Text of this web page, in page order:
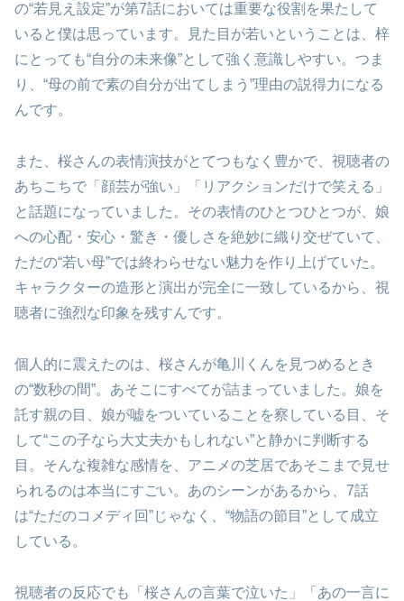
の“若見え設定”が第7話においては重要な役割を果たして
いると僕は思っています。見た目が若いということは、梓
にとっても“自分の未来像”として強く意識しやすい。つま
り、“母の前で素の自分が出てしまう”理由の説得力になる
んです。
また、桜さんの表情演技がとてつもなく豊かで、視聴者の
あちこちで「顔芸が強い」「リアクションだけで笑える」
と話題になっていました。その表情のひとつひとつが、娘
への心配・安心・驚き・優しさを絶妙に織り交ぜていて、
ただの“若い母”では終わらせない魅力を作り上げていた。
キャラクターの造形と演出が完全に一致しているから、視
聴者に強烈な印象を残すんです。
個人的に震えたのは、桜さんが亀川くんを見つめるとき
の“数秒の間”。あそこにすべてが詰まっていました。娘を
託す親の目、娘が嘘をついていることを察している目、そ
して“この子なら大丈夫かもしれない”と静かに判断する
目。そんな複雑な感情を、アニメの芝居であそこまで見せ
られるのは本当にすごい。あのシーンがあるから、7話
は“ただのコメディ回”じゃなく、“物語の節目”として成立
している。
視聴者の反応でも「桜さんの言葉で泣いた」「あの一言に